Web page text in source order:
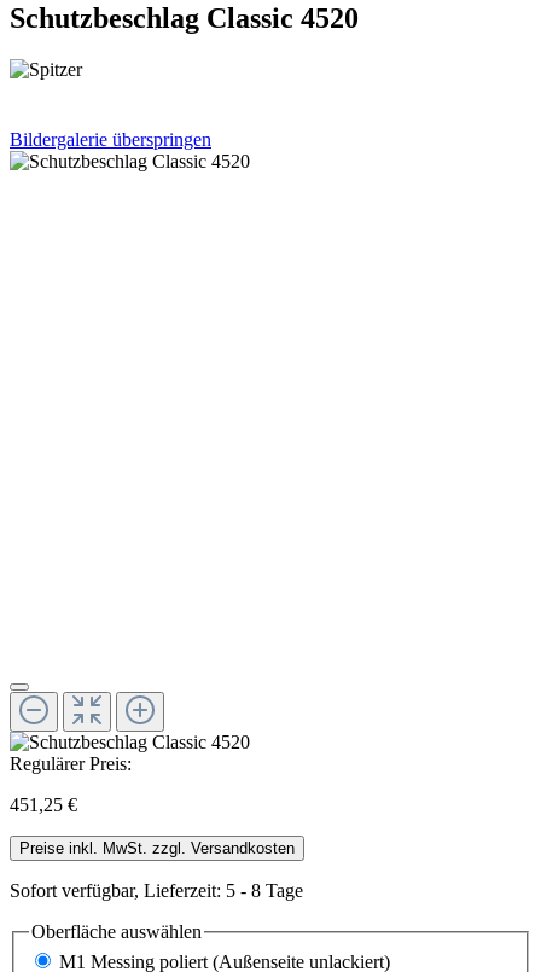
Schutzbeschlag Classic 4520
Bildergalerie überspringen
Regulärer Preis:
451,25 €
Preise inkl. MwSt. zzgl. Versandkosten
Sofort verfügbar, Lieferzeit: 5 - 8 Tage
Oberfläche auswählen
M1 Messing poliert (Außenseite unlackiert)